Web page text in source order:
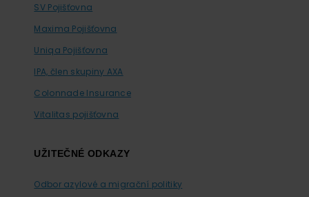
SV Pojišťovna
Maxima Pojišťovna
Uniqa Pojišťovna
IPA, člen skupiny AXA
Colonnade Insurance
Vitalitas pojišťovna
UŽITEČNÉ ODKAZY
Odbor azylové a migrační politiky